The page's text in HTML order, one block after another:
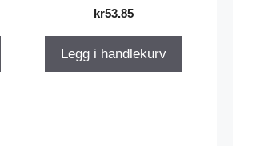
kr53.85
Legg i handlekurv